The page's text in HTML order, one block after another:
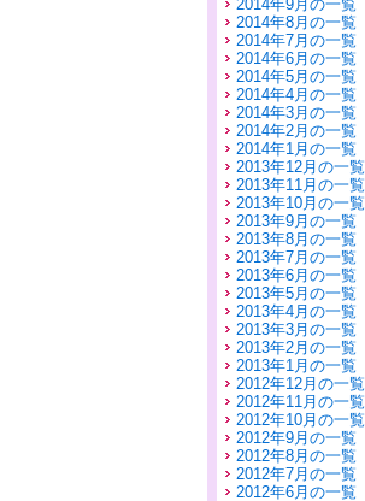
2014年9月の一覧
2014年8月の一覧
2014年7月の一覧
2014年6月の一覧
2014年5月の一覧
2014年4月の一覧
2014年3月の一覧
2014年2月の一覧
2014年1月の一覧
2013年12月の一覧
2013年11月の一覧
2013年10月の一覧
2013年9月の一覧
2013年8月の一覧
2013年7月の一覧
2013年6月の一覧
2013年5月の一覧
2013年4月の一覧
2013年3月の一覧
2013年2月の一覧
2013年1月の一覧
2012年12月の一覧
2012年11月の一覧
2012年10月の一覧
2012年9月の一覧
2012年8月の一覧
2012年7月の一覧
2012年6月の一覧